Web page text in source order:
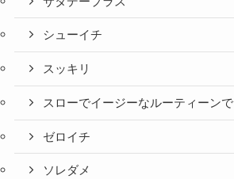
シューイチ
スッキリ
スローでイージーなルーティーンで
ゼロイチ
ソレダメ